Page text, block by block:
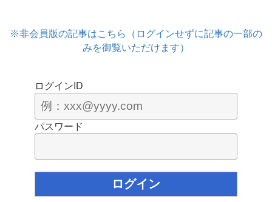
※非会員版の記事はこちら（ログインせずに記事の一部の
みを御覧いただけます）
ログインID
パスワード